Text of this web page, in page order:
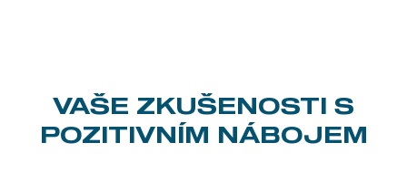
VAŠE ZKUŠENOSTI S
POZITIVNÍM NÁBOJEM